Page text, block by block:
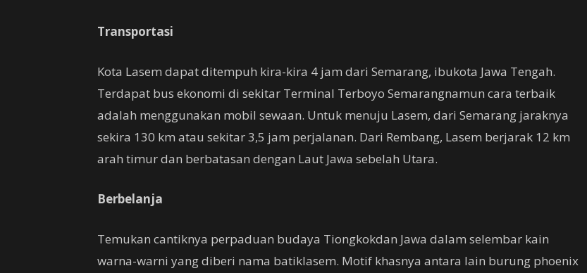
Transportasi
Kota Lasem dapat ditempuh kira-kira 4 jam dari Semarang, ibukota Jawa Tengah.
Terdapat bus ekonomi di sekitar Terminal Terboyo Semarangnamun cara terbaik
adalah menggunakan mobil sewaan. Untuk menuju Lasem, dari Semarang jaraknya
sekira 130 km atau sekitar 3,5 jam perjalanan. Dari Rembang, Lasem berjarak 12 km
arah timur dan berbatasan dengan Laut Jawa sebelah Utara.
Berbelanja
Temukan cantiknya perpaduan budaya Tiongkokdan Jawa dalam selembar kain
warna-warni yang diberi nama batiklasem. Motif khasnya antara lain burung phoenix